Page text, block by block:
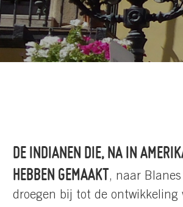
DE INDIANEN DIE, NA IN
HEBBEN GEMAAKT, naar
droegen bij tot de ontwikkeling